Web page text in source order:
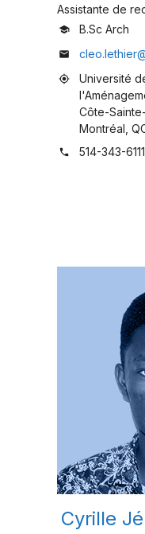
Assistante de
school B.Sc Arch
mail
my_location
Université
Côte-
Montréal,
phone 514-343-
Cyrille